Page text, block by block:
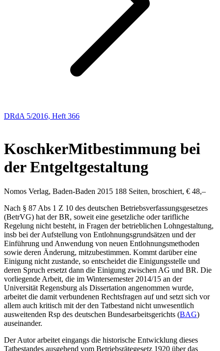
DRdA 5/2016, Heft 366
KoschkerMitbestimmung bei
der Entgeltgestaltung
Nomos Verlag, Baden-Baden 2015 188 Seiten, broschiert, € 48,–
Nach § 87 Abs 1 Z 10 des deutschen Betriebsverfassungsgesetzes
(BetrVG) hat der BR, soweit eine gesetzliche oder tarifliche
Regelung nicht besteht, in Fragen der betrieblichen Lohngestaltung,
insb bei der Aufstellung von Entlohnungsgrundsätzen und der
Einführung und Anwendung von neuen Entlohnungsmethoden
sowie deren Änderung, mitzubestimmen. Kommt darüber eine
Einigung nicht zustande, so entscheidet die Einigungsstelle und
deren Spruch ersetzt dann die Einigung zwischen AG und BR. Die
vorliegende Arbeit, die im Wintersemester 2014/15 an der
Universität Regensburg als Dissertation angenommen wurde,
arbeitet die damit verbundenen Rechtsfragen auf und setzt sich vor
allem auch kritisch mit der den Tatbestand nicht unwesentlich
ausweitenden Rsp des deutschen Bundesarbeitsgerichts (BAG)
auseinander.
Der Autor arbeitet eingangs die historische Entwicklung dieses
Tatbestandes ausgehend vom Betriebsrätegesetz 1920 über das